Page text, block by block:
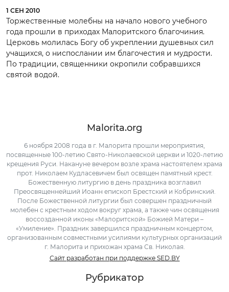
1 СЕН 2010
Торжественные молебны на начало нового учебного
года прошли в приходах Малоритского благочиния.
Церковь молилась Богу об укреплении душевных сил
учащихся, о ниспослании им благочестия и мудрости.
По традиции, священники окропили собравшихся
святой водой.
Malorita.org
6 ноября 2008 года в г. Малорита прошли мероприятия,
посвященные 100-летию Свято-Николаевской церкви и 1020-летию
крещения Руси. Накануне вечером возле храма настоятелем храма
прот. Николаем Кудласевичем был освящен памятный крест.
Божественную литургию в день праздника возглавил
Преосвященнейший Иоанн епископ Брестский и Кобринский.
После Божественной литургии был совершен праздничный
молебен с крестным ходом вокруг храма, а также чин освящения
воссозданной иконы «Малоритской» Божией Матери –
«Умиление». Праздник завершился праздничным концертом,
организованным совместными усилиями культурных организаций
г. Малорита и прихожан храма Св. Николая.
Сайт разработан при поддержке SED.BY
Рубрикатор